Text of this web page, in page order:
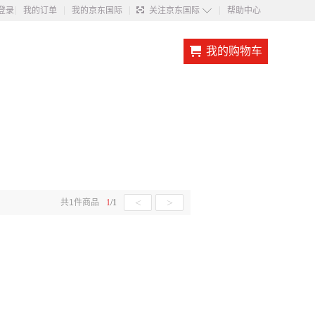
录 我的订单 我的京东国际 关注京东国际 ◇ 帮助中心
我的购物车
1/1 < >
共1件商品